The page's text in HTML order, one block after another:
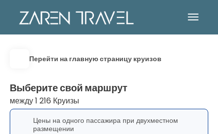
Перейти на главную страницу круизов
Выберите свой маршрут
между 1 216 Круизы
Цены на одного пассажира при двухместном
размещении